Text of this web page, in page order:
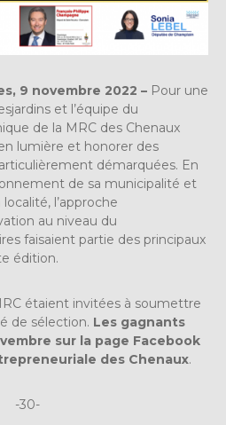
9 novembre 2022 – Pour une
et l’équipe du
de la MRC des Chenaux
lumière et honorer des
démarquées. En
de sa municipalité et
l’approche
au niveau du
faisaient partie des principaux
édition.
étaient invitées à soumettre
de sélection. Les gagnants
sur la page Facebook
des Chenaux.
-30-